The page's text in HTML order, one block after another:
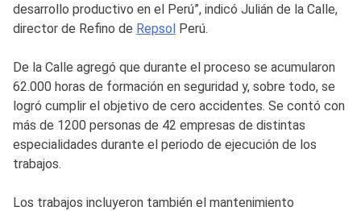
desarrollo productivo en el Perú”, indicó Julián de la Calle,
director de Refino de Repsol Perú.
De la Calle agregó que durante el proceso se acumularon
62.000 horas de formación en seguridad y, sobre todo, se
logró cumplir el objetivo de cero accidentes. Se contó con
más de 1200 personas de 42 empresas de distintas
especialidades durante el periodo de ejecución de los
trabajos.
Los trabajos incluyeron también el mantenimiento